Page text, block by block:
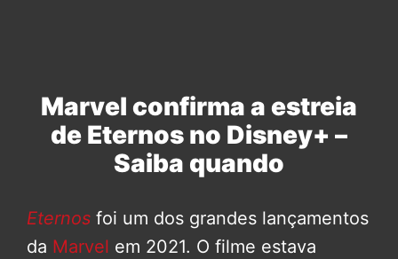
Marvel confirma a estreia
de Eternos no Disney+ –
Saiba quando
Eternos foi um dos grandes lançamentos
da Marvel em 2021. O filme estava